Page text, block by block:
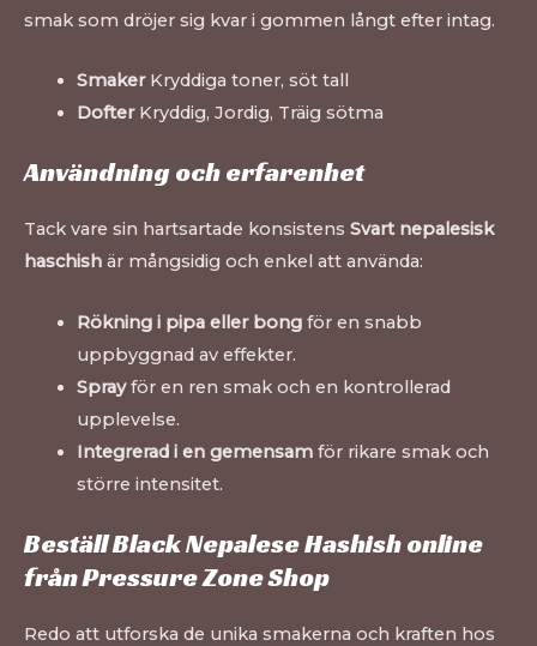
smak som dröjer sig kvar i gommen långt efter intag.
SmakerKryddiga toner, söt tall
DofterKryddig, Jordig, Träig sötma
Användning och erfarenhet
Tack vare sin hartsartade konsistens Svart nepalesisk
haschish är mångsidig och enkel att använda:
Rökning i pipa eller bongför en snabb
uppbyggnad av effekter.
Sprayför en ren smak och en kontrollerad
upplevelse.
Integrerad i en gemensamför rikare smak och
större intensitet.
Beställ Black Nepalese Hashish online
från Pressure Zone Shop
Redo att utforska de unika smakerna och kraften hos